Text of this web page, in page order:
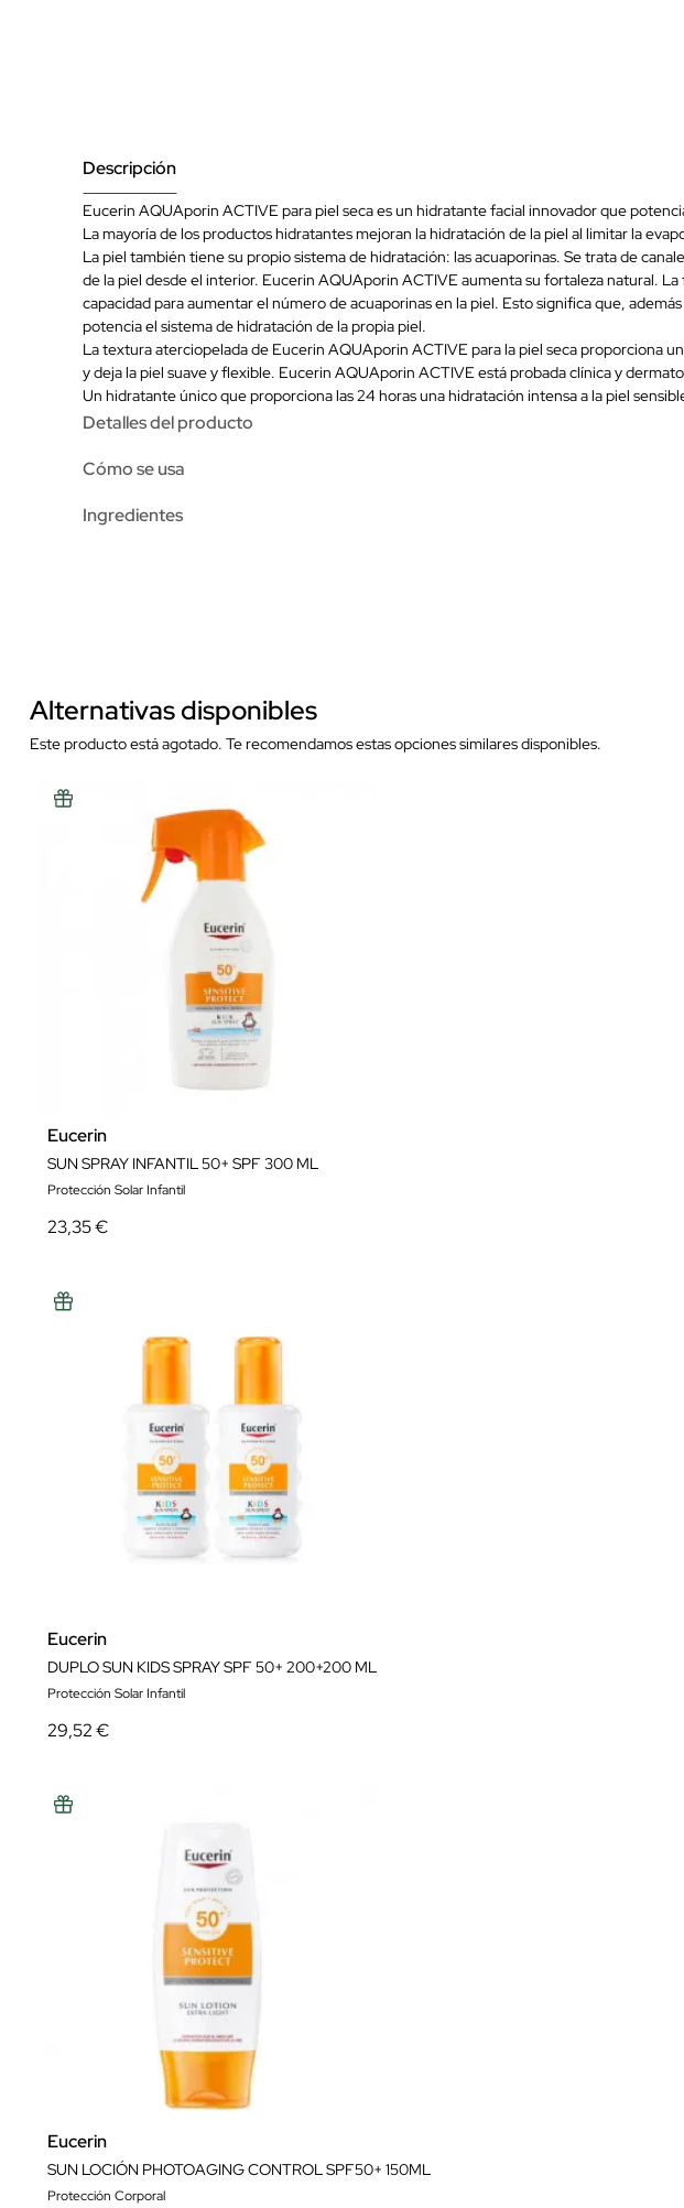
Descripción
Eucerin AQUAporin ACTIVE para piel seca es un hidratante facial innovador que
La mayoría de los productos hidratantes mejoran la hidratación de la piel al limitar la
La piel también tiene su propio sistema de hidratación: las acuaporinas. Se trata de
de la piel desde el interior. Eucerin AQUAporin ACTIVE aumenta su fortaleza natural.
capacidad para aumentar el número de acuaporinas en la piel. Esto significa que,
potencia el sistema de hidratación de la propia piel.
La textura aterciopelada de Eucerin AQUAporin ACTIVE para la piel seca proporciona
y deja la piel suave y flexible. Eucerin AQUAporin ACTIVE está probada clínica y
Un hidratante único que proporciona las 24 horas una hidratación intensa a la piel
Detalles del producto
Cómo se usa
Ingredientes
Alternativas disponibles
Este producto está agotado. Te recomendamos estas opciones similares disponibles.
Eucerin
SUN SPRAY INFANTIL 50+ SPF 300 ML
Protección Solar Infantil
23,35 €
Eucerin
DUPLO SUN KIDS SPRAY SPF 50+ 200+200 ML
Protección Solar Infantil
29,52 €
Eucerin
SUN LOCIÓN PHOTOAGING CONTROL SPF50+ 150ML
Protección Corporal